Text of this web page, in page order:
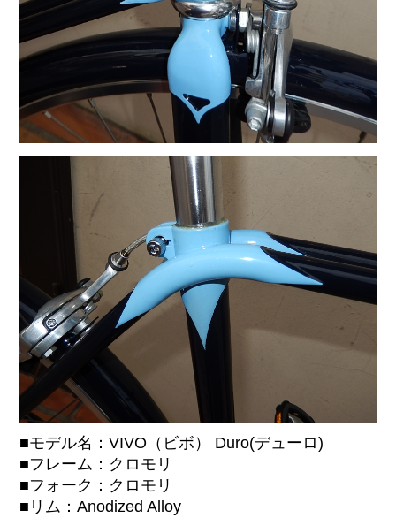
■モデル名：VIVO（ビボ） Duro(デューロ)
■フレーム：クロモリ
■フォーク：クロモリ
■リム：Anodized Alloy